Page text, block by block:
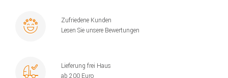
Zufriedene Kunden
Lesen Sie unsere Bewertungen
Lieferung frei Haus
ab 200 Euro